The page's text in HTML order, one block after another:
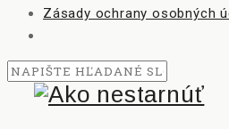
Zásady ochrany osobných